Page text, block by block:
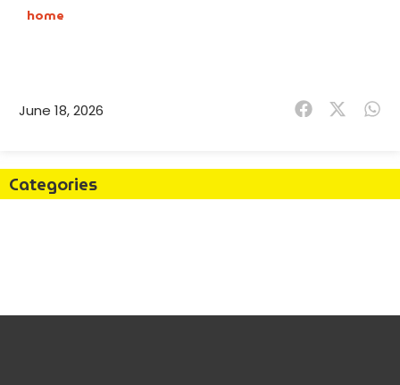
home
June 18, 2026
Categories